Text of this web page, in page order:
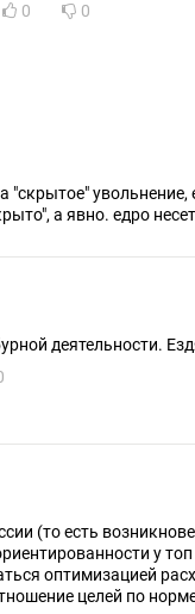
0 0
"скрытое"
а явно. едро
деятельности.
(то есть
у
оптимизацией
целей по